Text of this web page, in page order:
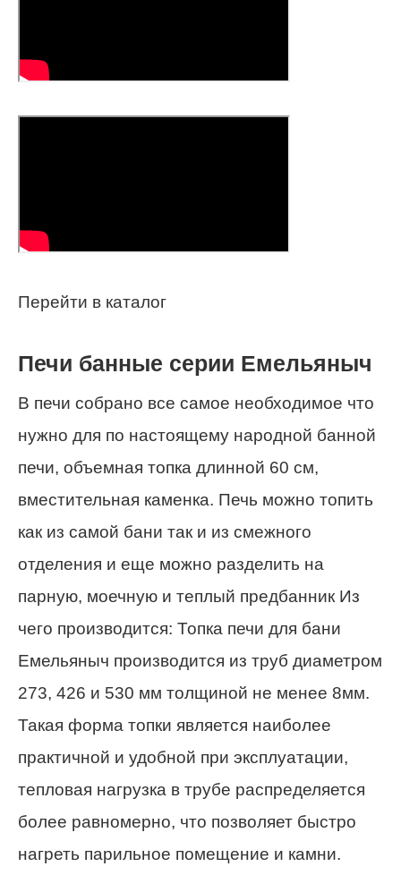
Перейти в каталог
Печи банные серии Емельяныч
В печи собрано все самое необходимое что
нужно для по настоящему народной банной
печи, объемная топка длинной 60 см,
вместительная каменка. Печь можно топить
как из самой бани так и из смежного
отделения и еще можно разделить на
парную, моечную и теплый предбанник Из
чего производится: Топка печи для бани
Емельяныч производится из труб диаметром
273, 426 и 530 мм толщиной не менее 8мм.
Такая форма топки является наиболее
практичной и удобной при эксплуатации,
тепловая нагрузка в трубе распределяется
более равномерно, что позволяет быстро
нагреть парильное помещение и камни.